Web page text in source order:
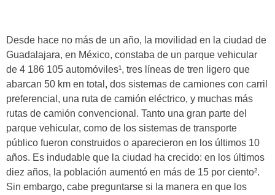
Desde hace no más de un año, la movilidad en la ciudad de
Guadalajara, en México, constaba de un parque vehicular
de 4 186 105 automóviles¹, tres líneas de tren ligero que
abarcan 50 km en total, dos sistemas de camiones con carril
preferencial, una ruta de camión eléctrico, y muchas más
rutas de camión convencional. Tanto una gran parte del
parque vehicular, como de los sistemas de transporte
público fueron construidos o aparecieron en los últimos 10
años. Es indudable que la ciudad ha crecido: en los últimos
diez años, la población aumentó en más de 15 por ciento².
Sin embargo, cabe preguntarse si la manera en que los